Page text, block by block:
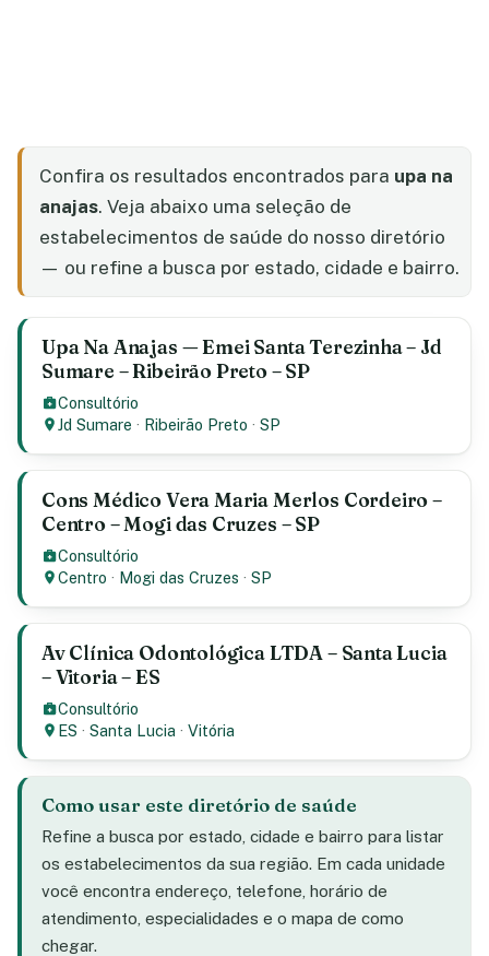
Confira os resultados encontrados para upa na
anajas. Veja abaixo uma seleção de
estabelecimentos de saúde do nosso diretório
— ou refine a busca por estado, cidade e bairro.
Upa Na Anajas — Emei Santa Terezinha – Jd
Sumare – Ribeirão Preto – SP
Consultório
Jd Sumare · Ribeirão Preto ·SP
Cons Médico Vera Maria Merlos Cordeiro –
Centro – Mogi das Cruzes – SP
Consultório
Centro · Mogi das Cruzes ·SP
Av Clínica Odontológica LTDA – Santa Lucia
– Vitoria – ES
Consultório
ES ·Santa Lucia ·Vitória
Como usar este diretório de saúde
Refine a busca por estado, cidade e bairro para listar
os estabelecimentos da sua região. Em cada unidade
você encontra endereço, telefone, horário de
atendimento, especialidades e o mapa de como
chegar.